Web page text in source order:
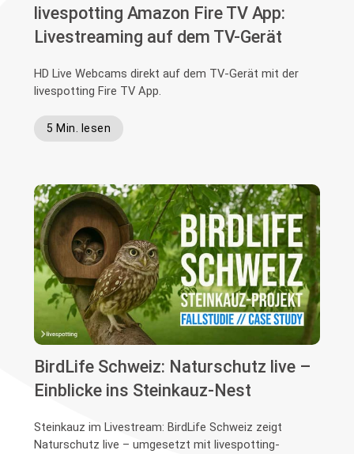
livespotting Amazon Fire TV App:
Livestreaming auf dem TV-Gerät
HD Live Webcams direkt auf dem TV-Gerät mit der
livespotting Fire TV App.
5 Min. lesen
BirdLife Schweiz: Naturschutz live –
Einblicke ins Steinkauz-Nest
Steinkauz im Livestream: BirdLife Schweiz zeigt
Naturschutz live – umgesetzt mit livespotting-